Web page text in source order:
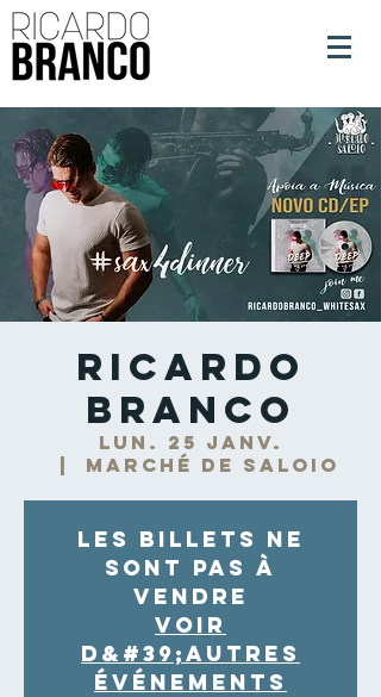
Ricardo
Branco
lun. 25 janv.
Marché de Saloio
Les billets ne
sont pas à
vendre
Voir
d&#39;autres
événements